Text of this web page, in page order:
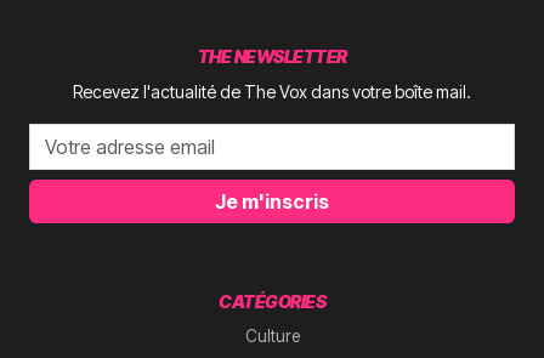
THE NEWSLETTER
Recevez l'actualité de The Vox dans votre boîte mail.
Je m'inscris
CATÉGORIES
Culture